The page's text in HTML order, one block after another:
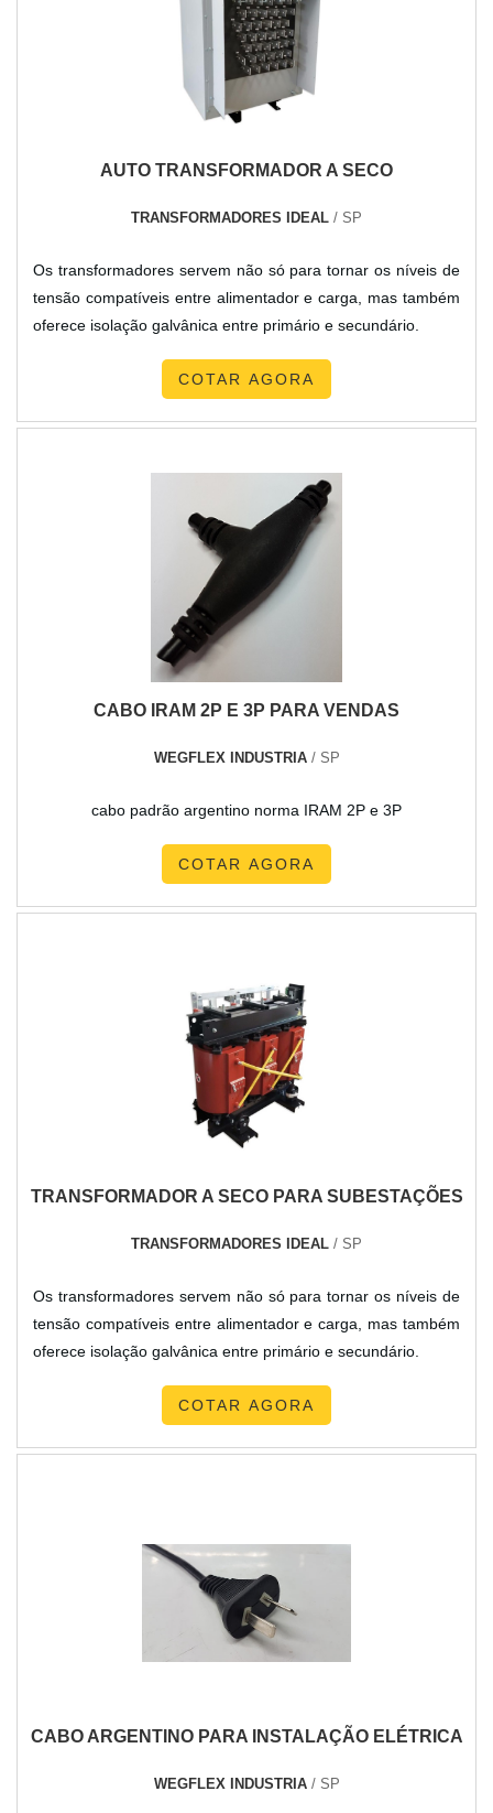
AUTO TRANSFORMADOR A SECO
TRANSFORMADORES IDEAL / SP
Os transformadores servem não só para tornar os níveis de
tensão compatíveis entre alimentador e carga, mas também
oferece isolação galvânica entre primário e secundário.
COTAR AGORA
CABO IRAM 2P E 3P PARA VENDAS
WEGFLEX INDUSTRIA/ SP
cabo padrão argentino norma IRAM 2P e 3P
COTAR AGORA
TRANSFORMADOR A SECO PARA SUBESTAÇÕES
TRANSFORMADORES IDEAL / SP
Os transformadores servem não só para tornar os níveis de
tensão compatíveis entre alimentador e carga, mas também
oferece isolação galvânica entre primário e secundário.
COTAR AGORA
CABO ARGENTINO PARA INSTALAÇÃO ELÉTRICA
WEGFLEX INDUSTRIA/ SP